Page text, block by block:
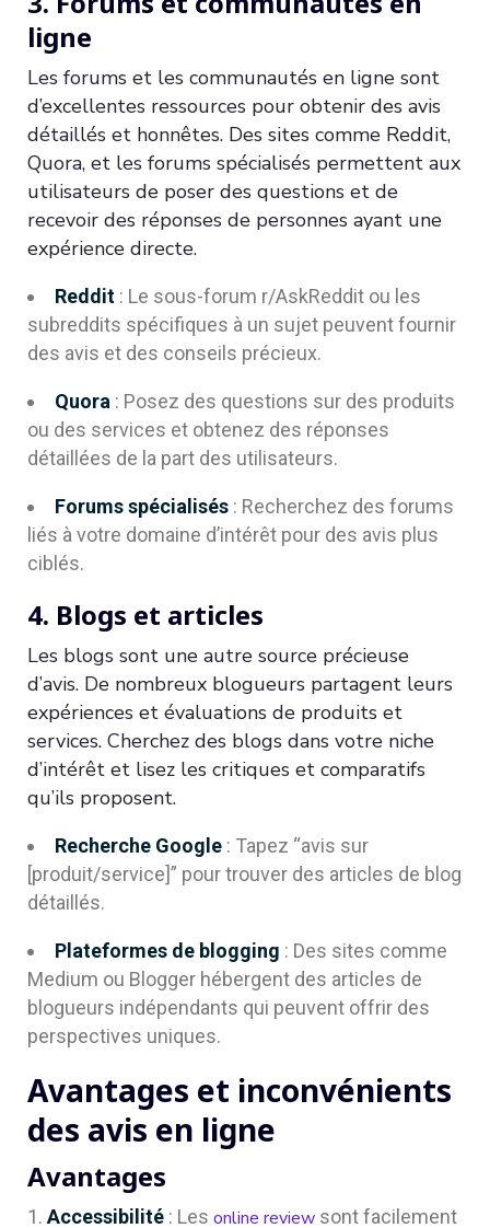
ligne
Les forums et les communautés en ligne sont
d’excellentes ressources pour obtenir des avis
détaillés et honnêtes. Des sites comme Reddit,
Quora, et les forums spécialisés permettent aux
utilisateurs de poser des questions et de
recevoir des réponses de personnes ayant une
expérience directe.
Reddit : Le sous-forum r/AskReddit ou les
subreddits spécifiques à un sujet peuvent fournir
des avis et des conseils précieux.
Quora : Posez des questions sur des produits
ou des services et obtenez des réponses
détaillées de la part des utilisateurs.
Forums spécialisés : Recherchez des forums
liés à votre domaine d’intérêt pour des avis plus
ciblés.
4. Blogs et articles
Les blogs sont une autre source précieuse
d’avis. De nombreux blogueurs partagent leurs
expériences et évaluations de produits et
services. Cherchez des blogs dans votre niche
d’intérêt et lisez les critiques et comparatifs
qu’ils proposent.
Recherche Google : Tapez “avis sur
[produit/service]” pour trouver des articles de blog
détaillés.
Plateformes de blogging : Des sites comme
Medium ou Blogger hébergent des articles de
blogueurs indépendants qui peuvent offrir des
perspectives uniques.
Avantages et inconvénients
des avis en ligne
Avantages
Accessibilité : Les online review sont facilement